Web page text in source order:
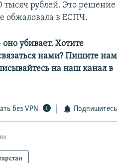
тысяч рублей. Это решение
обжаловала в ЕСПЧ.
убивает. Хотите
нами? Пишите нам
на наш канал в
без VPN Подпишитесь